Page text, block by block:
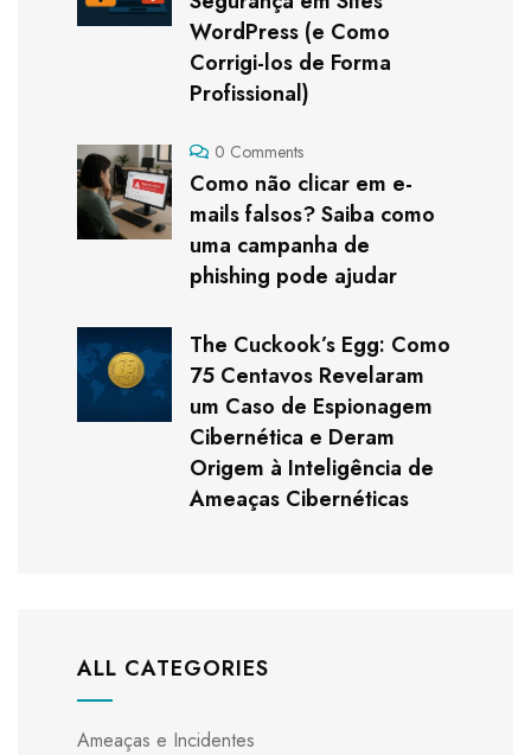
WordPress (e Como
Corrigi-los de Forma
Profissional)
0 Comments
Como não clicar em e-
mails falsos? Saiba como
uma campanha de
phishing pode ajudar
The Cuckook’s Egg: Como
75 Centavos Revelaram
um Caso de Espionagem
Cibernética e Deram
Origem à Inteligência de
Ameaças Cibernéticas
ALL CATEGORIES
Ameaças e Incidentes